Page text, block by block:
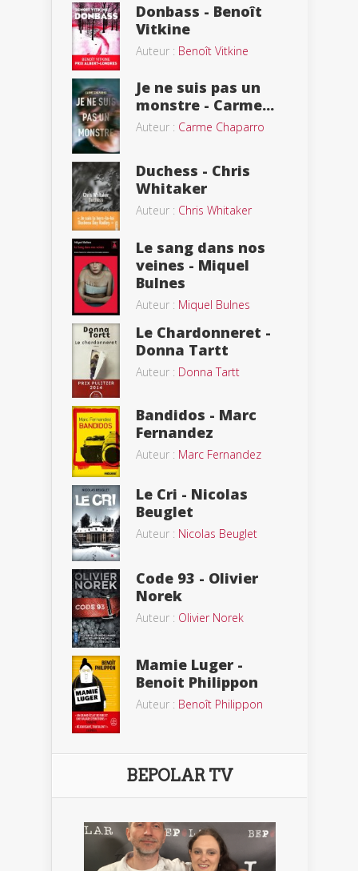
Donbass - Benoît
Vitkine
Auteur : Benoît Vitkine
Je ne suis pas un
monstre - Carme...
Auteur : Carme Chaparro
Duchess - Chris
Whitaker
Auteur : Chris Whitaker
Le sang dans nos
veines - Miquel
Bulnes
Auteur : Miquel Bulnes
Le Chardonneret -
Donna Tartt
Auteur : Donna Tartt
Bandidos - Marc
Fernandez
Auteur : Marc Fernandez
Le Cri - Nicolas
Beuglet
Auteur : Nicolas Beuglet
Code 93 - Olivier
Norek
Auteur : Olivier Norek
Mamie Luger -
Benoit Philippon
Auteur : Benoît Philippon
BEPOLAR TV